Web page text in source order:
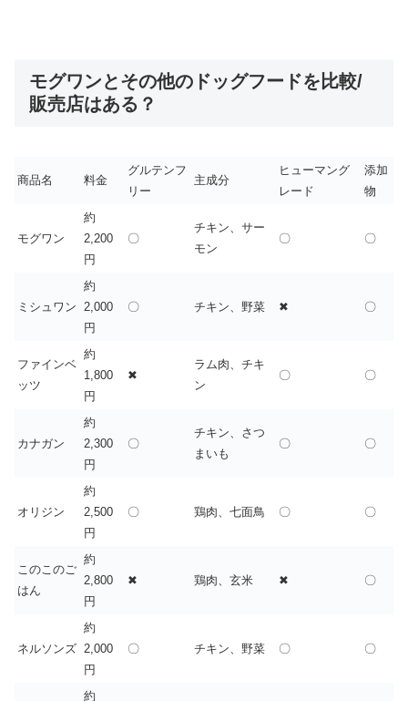
モグワンとその他のドッグフードを比較/
販売店はある？
商品名 料金
グルテンフ
リー
主成分
ヒューマング
レード
添加
物
モグワン
約
2,200
円
〇
チキン、サー
モン
〇 〇
ミシュワン
約
2,000
円
〇 チキン、野菜 ✖ 〇
ファインベ
ッツ
約
1,800
円
✖
ラム肉、チキ
ン
〇 〇
カナガン
約
2,300
円
〇
チキン、さつ
まいも
〇 〇
オリジン
約
2,500
円
〇 鶏肉、七面鳥 〇 〇
このこのご
はん
約
2,800
円
✖ 鶏肉、玄米 ✖ 〇
ネルソンズ
約
2,000
円
〇 チキン、野菜 〇 〇
約